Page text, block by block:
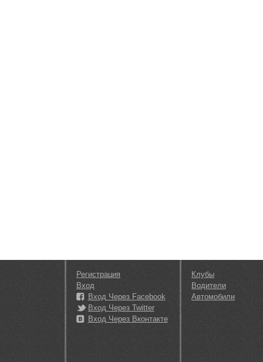
Регистрация
Вход
Вход Через Facebook
Вход Через Twitter
Вход Через Вконтакте
Клубы
Водители
Автомобили